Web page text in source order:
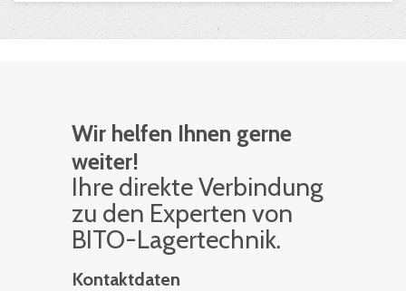
Wir helfen Ihnen gerne
weiter!
Ihre di­rek­te Ver­bin­dung
zu den Ex­per­ten von
BITO-La­ger­tech­nik.
Kontaktdaten